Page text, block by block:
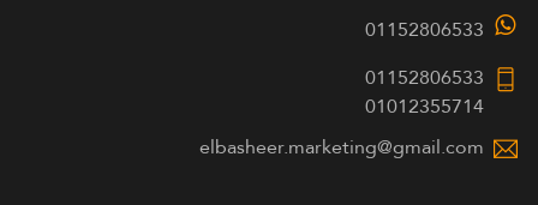
01152806533
01152806533
01012355714
elbasheer.marketing@gmail.com